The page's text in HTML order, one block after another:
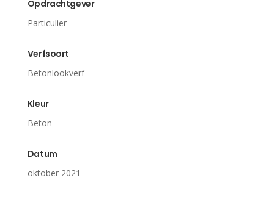
Opdrachtgever
Particulier
Verfsoort
Betonlookverf
Kleur
Beton
Datum
oktober 2021